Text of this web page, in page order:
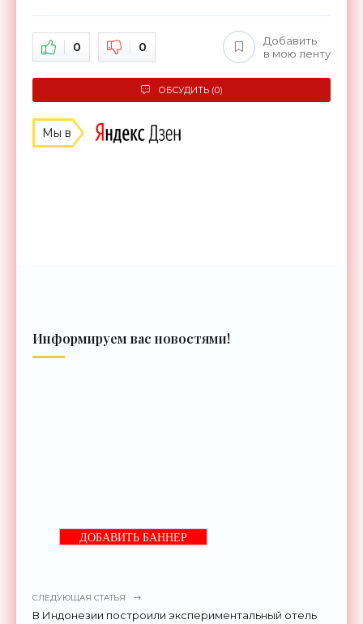
0 0
Добавить
в мою ленту
ОБСУДИТЬ (0)
Мы в
Информируем вас новостями!
ДОБАВИТЬ БАННЕР
СЛЕДУЮЩАЯ СТАТЬЯ
В Индонезии построили экспериментальный отель